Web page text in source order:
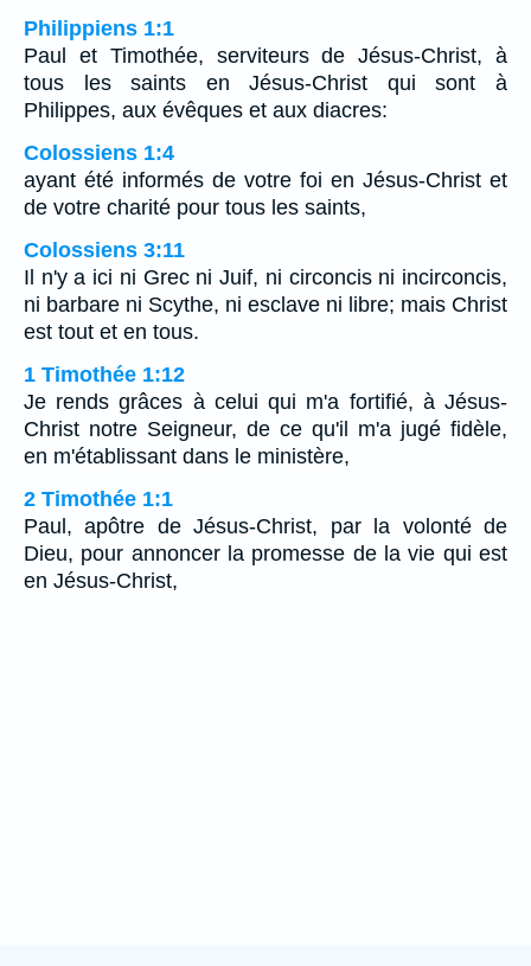
Philippiens 1:1
Paul et Timothée, serviteurs de Jésus-Christ, à
tous les saints en Jésus-Christ qui sont à
Philippes, aux évêques et aux diacres:
Colossiens 1:4
ayant été informés de votre foi en Jésus-Christ et
de votre charité pour tous les saints,
Colossiens 3:11
Il n'y a ici ni Grec ni Juif, ni circoncis ni incirconcis,
ni barbare ni Scythe, ni esclave ni libre; mais Christ
est tout et en tous.
1 Timothée 1:12
Je rends grâces à celui qui m'a fortifié, à Jésus-
Christ notre Seigneur, de ce qu'il m'a jugé fidèle,
en m'établissant dans le ministère,
2 Timothée 1:1
Paul, apôtre de Jésus-Christ, par la volonté de
Dieu, pour annoncer la promesse de la vie qui est
en Jésus-Christ,